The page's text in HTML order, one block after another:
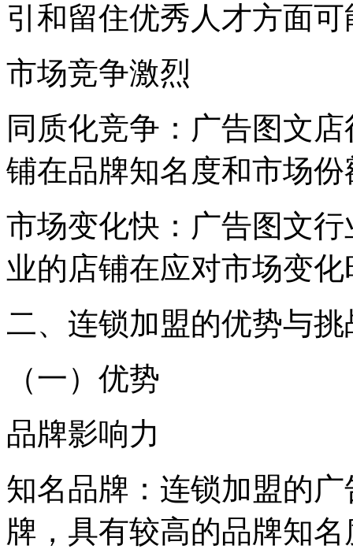
引和留住优秀人才方面
市场竞争激烈
同质化竞争：广告图文
铺在品牌知名度和市场
市场变化快：广告图文
业的店铺在应对市场变
二、连锁加盟的优势与挑
（一）优势
品牌影响力
知名品牌：连锁加盟的
牌，具有较高的品牌知